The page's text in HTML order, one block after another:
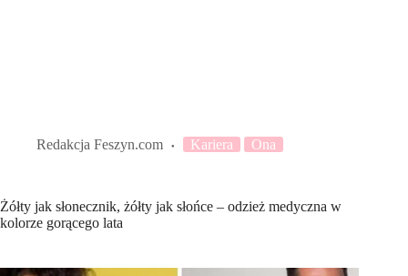
Redakcja Feszyn.com Kariera Ona
Żółty jak słonecznik, żółty jak słońce – odzież medyczna w
kolorze gorącego lata